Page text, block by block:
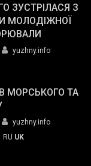
ЗУСТРІЛАСЯ З
МОЛОДІЖНОЇ
yuzhny.info
МОРСЬКОГО ТА
yuzhny.info
RU UK